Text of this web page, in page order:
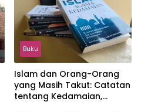
Buku
Islam dan Orang-Orang
yang Masih Takut: Catatan
tentang Kedamaian,